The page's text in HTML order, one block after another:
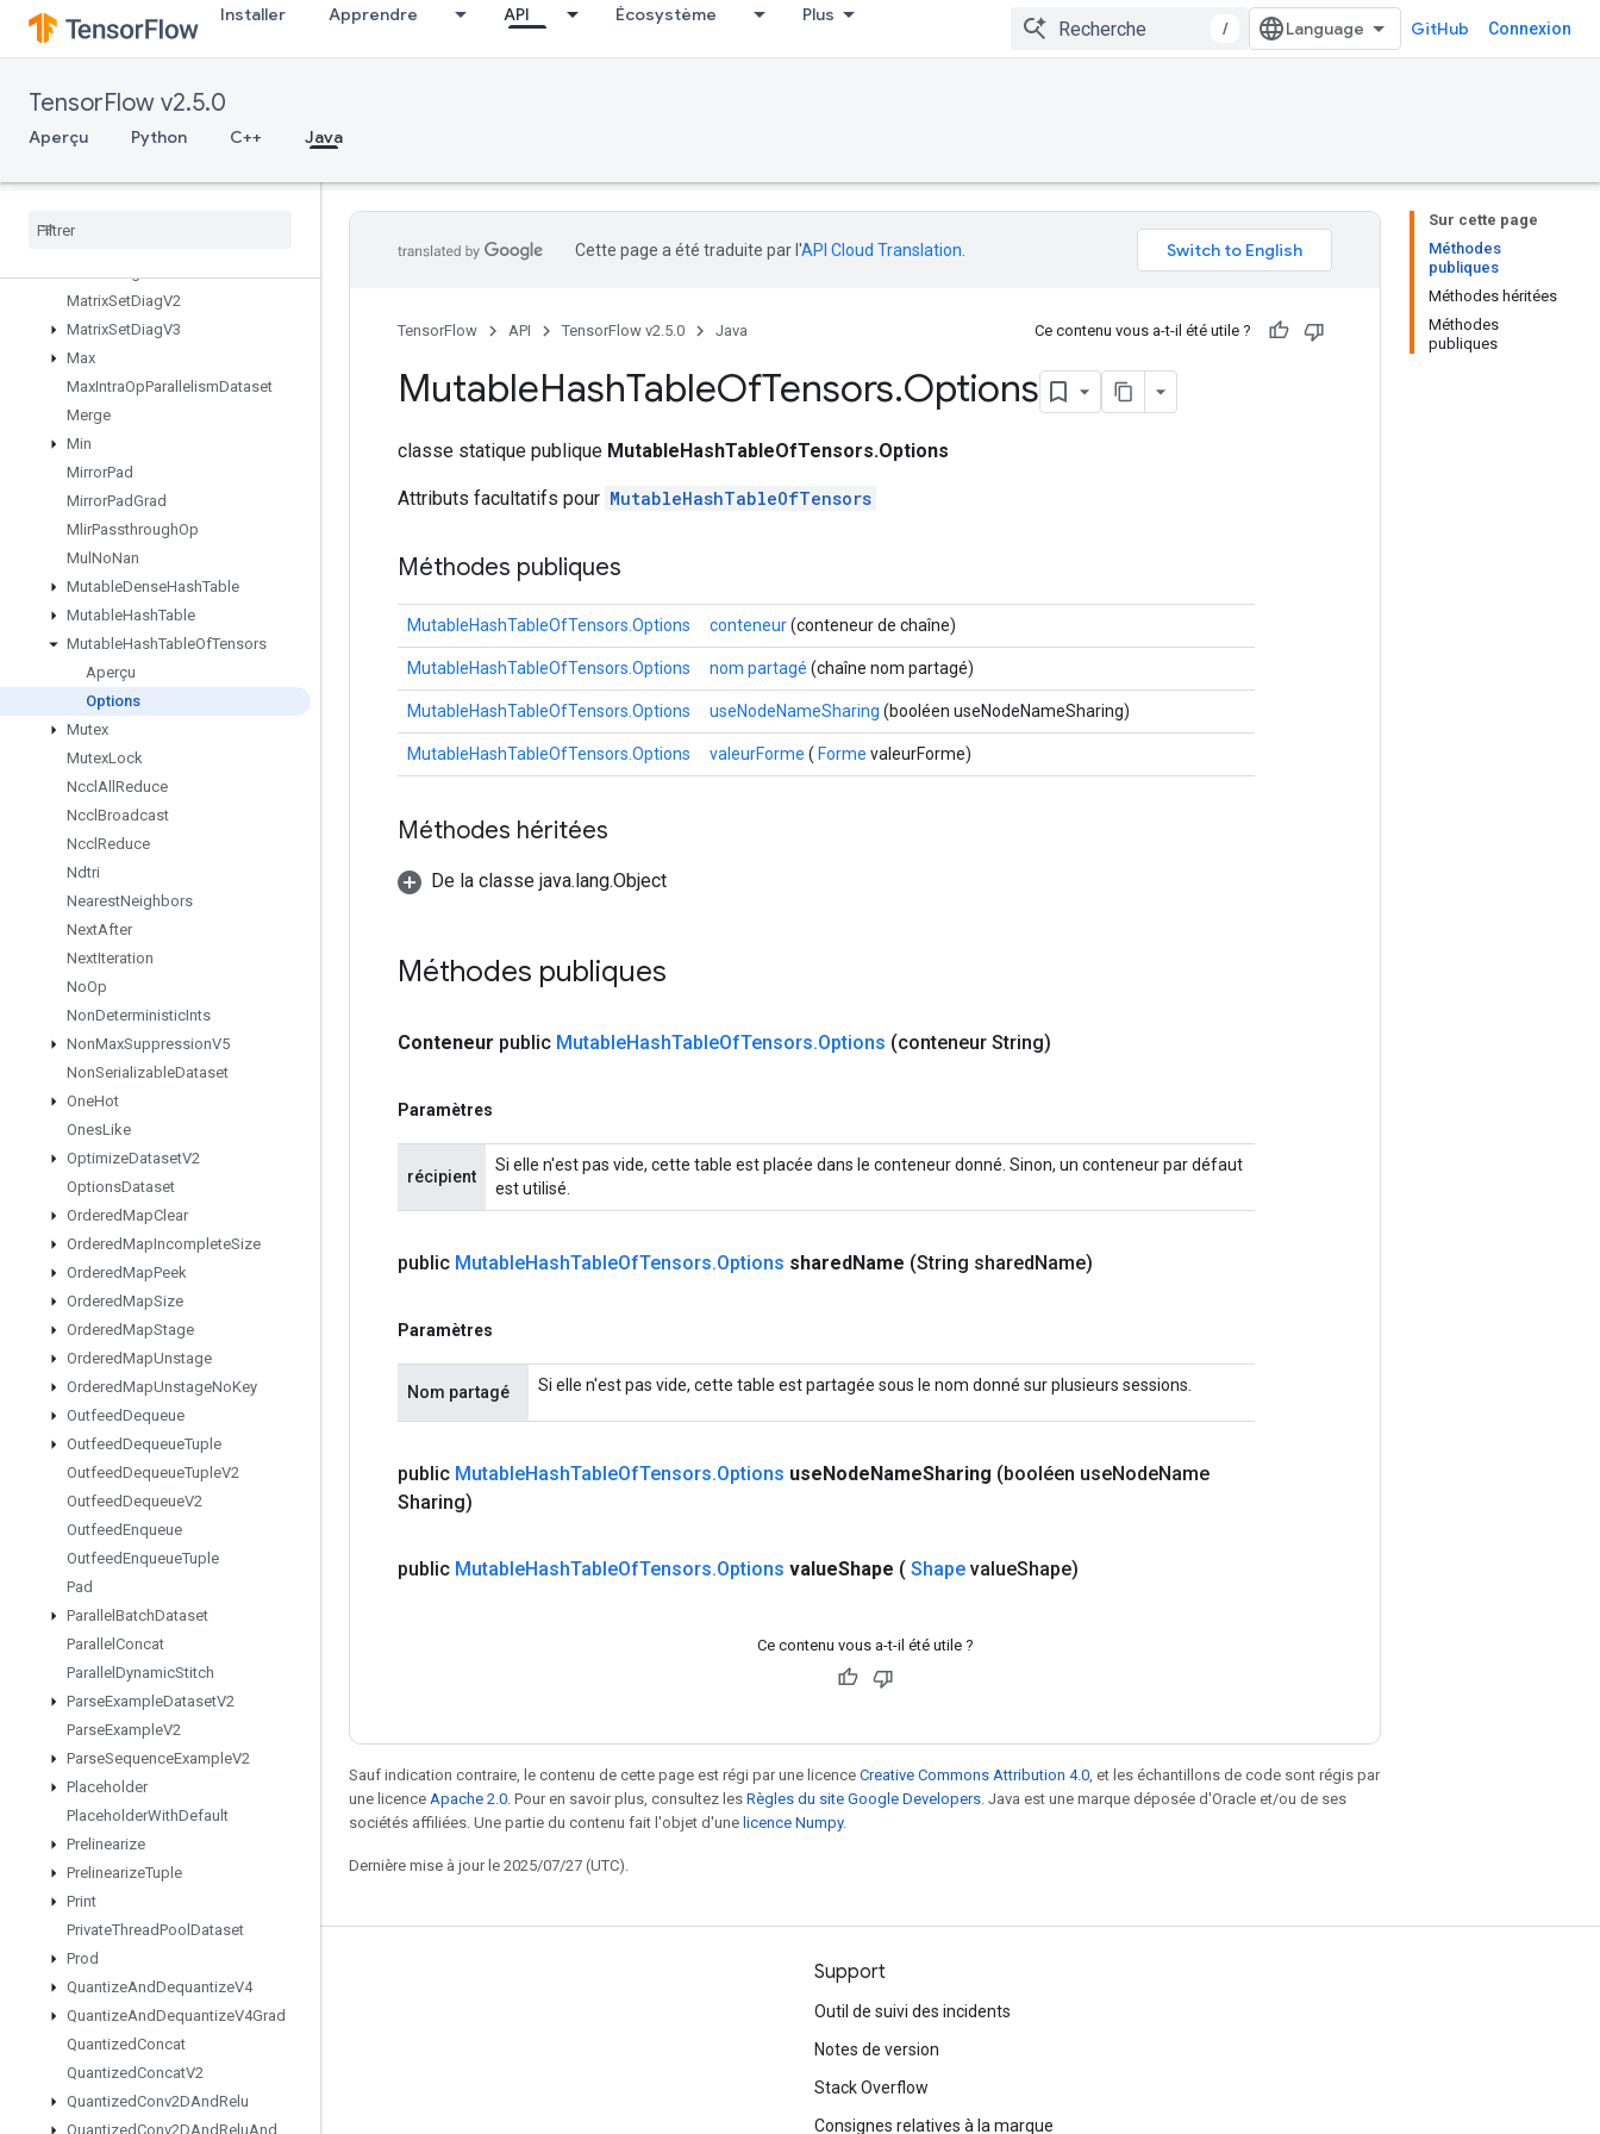
Installer Apprendre API Écosystème Plus
/ GitHub Connexion
TensorFlow v2.5.0
Aperçu Python C++ Java
MapIncompleteSize
MapPeek
MapStage
MapUnstage
MatrixDiagPartV2
MatrixSetDiagV2
MatrixSetDiagV3
Max
MaxIntraOpParallelismDataset
Merge
Min
MirrorPad
MirrorPadGrad
MlirPassthroughOp
Mul NoNan
MutableDenseHashTable
MutableHashTable
MutableHashTableOfTensors
Aperçu
Options
Mutex
MutexLock
Nccl All Reduce
Nccl Broadcast
Nccl Reduce
Ndtri
NearestNeighbors
NextAfter
NextIteration
NoOp
NonDeterministicInts
NonMaxSuppressionV5
NonSerializableDataset
OneHot
OnesLike
OptimizeDatasetV2
OptionsDataset
OrderedMapClear
OrderedMapIncompleteSize
OrderedMapPeek
OrderedMapSize
OrderedMapStage
OrderedMapUnstage
OrderedMapUnstageNoKey
OutfeedDequeue
OutfeedDequeueTuple
OutfeedDequeueTupleV2
OutfeedDequeueV2
OutfeedEnqueue
OutfeedEnqueueTuple
Pad
Parallel BatchDataset
Parallel Concat
Parallel DynamicStitch
ParseExampleDatasetV2
ParseExampleV2
ParseSequenceExampleV2
Placeholder
PlaceholderWithDefault
Prelinearize
PrelinearizeTuple
Print
PrivateThreadPool Dataset
Prod
QuantizeAndDequantizeV4
QuantizeAndDequantizeV4Grad
QuantizedConcat
QuantizedConcatV2
QuantizedConv2DAndRelu
QuantizedConv2DAndReluAnd
Sur cette page
Méthodes
publiques
Méthodes héritées
Méthodes
publiques
Cette page a été traduite par l'API Cloud Translation
TensorFlow API TensorFlow v2.5.0 Java Ce contenu vous a-t-il été utile ?
MutableHashTableOfTensors.Options
classe statique publique MutableHashTableOfTensors.Options
Attributs facultatifs pour MutableHashTableOfTensors
Méthodes publiques
MutableHashTableOfTensors.Options conteneur(conteneur de chaîne)
MutableHashTableOfTensors.Options nom partagé (chaîne nom partagé)
MutableHashTableOfTensors.Options useNodeNameSharing (booléen useNodeNameSharing)
MutableHashTableOfTensors.Options valeurForme ( Forme valeurForme)
Méthodes héritées
De la classe java.lang.Object
Méthodes publiques
Conteneur public MutableHashTableOfTensors.Options (conteneur String)
Paramètres
récipient
Si elle n'est pas vide, cette table est placée dans le conteneur donné. Sinon, un conteneur par défaut
est utilisé.
public MutableHashTableOfTensors.Options sharedName (String sharedName)
Paramètres
Nom partagé Si elle n'est pas vide, cette table est partagée sous le nom donné sur plusieurs sessions.
public MutableHashTableOfTensors.Options useNodeNameSharing (booléen useNodeName
Sharing)
public MutableHashTableOfTensors.Options valueShape ( Shape valueShape)
Ce contenu vous a-t-il été utile ?
Sauf indication contraire, le contenu de cette page est régi par une licence Creative Commons Attribution 4.0 , et les échantillons de code sont régis par
une licence Apache 2.0 . Pour en savoir plus, consultez les Règles du site Google Developers . Java est une marque déposée d'Oracle et/ou de ses
sociétés affiliées. Une partie du contenu fait l'objet d'une licence Numpy.
Dernière mise à jour le 2025/07/27 (UTC).
Blog
Forum
Twitter
Support
Outil de suivi des incidents
Notes de version
Stack Overflow
Consignes relatives à la marque